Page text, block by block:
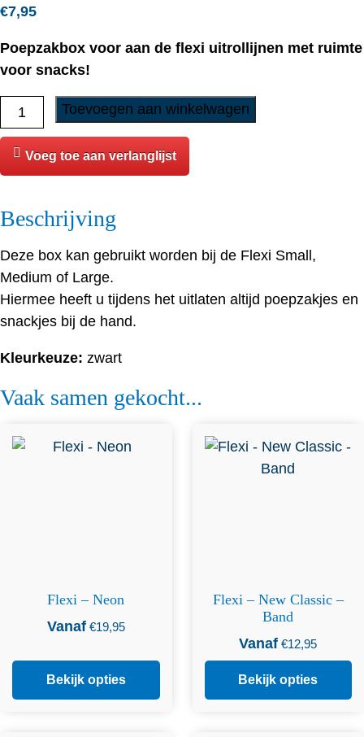
€7,95
Poepzakbox voor aan de flexi uitrollijnen met ruimte
voor snacks!
Flexi
-
Poepzak-/Snackboxhouder
aantal
Toevoegen aan winkelwagen
Voeg toe aan verlanglijst
Beschrijving
Deze box kan gebruikt worden bij de Flexi Small,
Medium of Large.
Hiermee heeft u tijdens het uitlaten altijd poepzakjes en
snackjes bij de hand.
Kleurkeuze: zwart
Vaak samen gekocht...
Flexi – Neon
Vanaf €19,95
Bekijk opties
meerdere variaties. Deze
Flexi – New Classic –
Band
Vanaf €12,95
Bekijk opties
meerdere variaties. Deze
optie kan gekozen worden